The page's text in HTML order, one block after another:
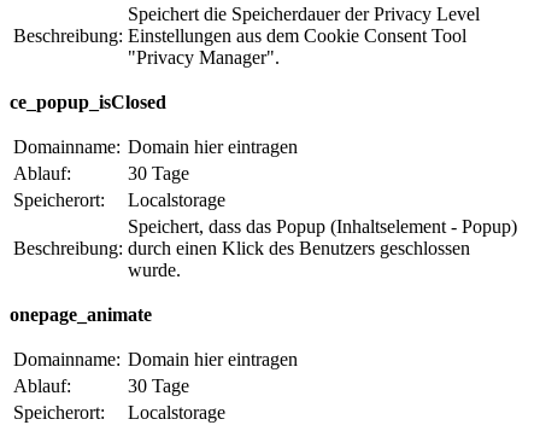
Beschreibung:
Speichert die Speicherdauer der Privacy Level
Einstellungen aus dem Cookie Consent Tool
"Privacy Manager".
ce_popup_isClosed
Domainname: Domain hier eintragen
Ablauf:
30 Tage
Speicherort:
Localstorage
Beschreibung:
Speichert, dass das Popup (Inhaltselement - Popup)
durch einen Klick des Benutzers geschlossen
wurde.
onepage_animate
Domainname: Domain hier eintragen
Ablauf:
30 Tage
Speicherort:
Localstorage